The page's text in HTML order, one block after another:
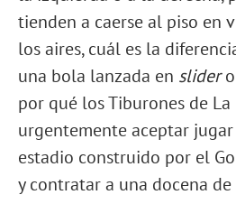
tienden a caerse al piso en
los aires, cuál es la
una bola lanzada en slidero
por qué los Tiburones de
urgentemente aceptar
estadio construido por el
y contratar a una docena